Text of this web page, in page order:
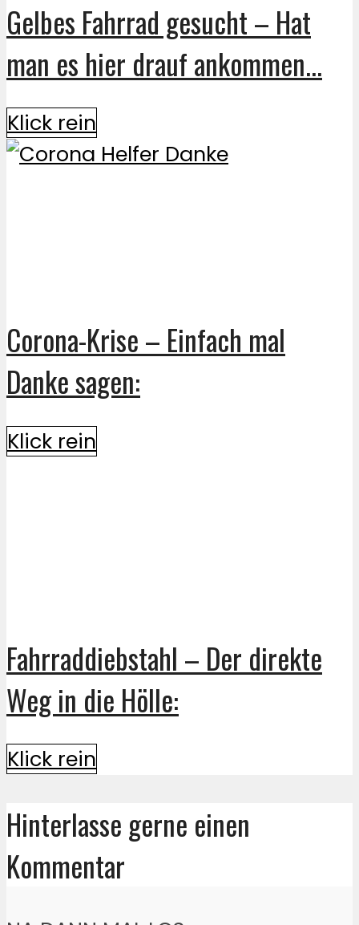
Gelbes Fahrrad gesucht – Hat
man es hier drauf ankommen...
Klick rein
Corona-Krise – Einfach mal
Danke sagen:
Klick rein
Fahrraddiebstahl – Der direkte
Weg in die Hölle:
Klick rein
Hinterlasse gerne einen
Kommentar